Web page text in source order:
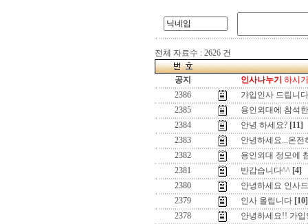
전체 자료수 : 2626 건
공지 인사나누기 하시
2386
가입인사 드립니다
2385
용인외대에 참석
2384
안녕 하세요? [11]
2383
안녕하세요...온전
2382
용인외대 정모에
2381
반갑습니다^^ [4]
2380
안녕하세요 인사
2379
인사 올립니다 [10]
2378
안녕하세요!! 가